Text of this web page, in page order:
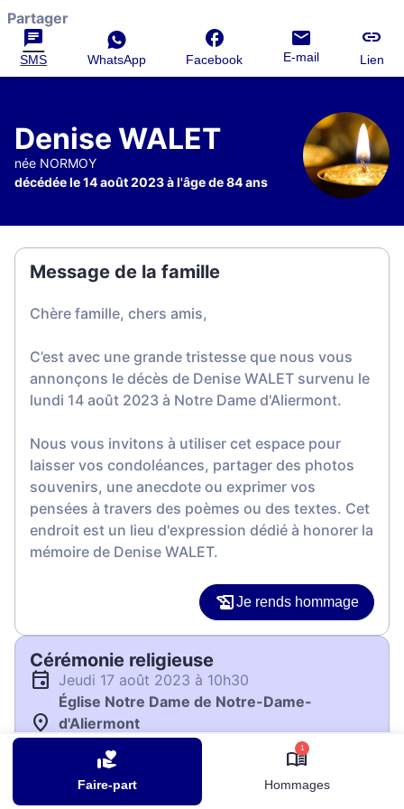
Faire-part
1
Hommages
Partager
SMS WhatsApp Facebook E-mail Lien
Denise WALET
née NORMOY
décédée le 14 août 2023 à l'âge de 84 ans
Message de la famille
Chère famille, chers amis,
C’est avec une grande tristesse que nous vous
annonçons le décès de Denise WALET survenu le
lundi 14 août 2023 à Notre Dame d'Aliermont.
Nous vous invitons à utiliser cet espace pour
laisser vos condoléances, partager des photos
souvenirs, une anecdote ou exprimer vos
pensées à travers des poèmes ou des textes. Cet
endroit est un lieu d'expression dédié à honorer la
mémoire de Denise WALET.
Je rends hommage
Cérémonie religieuse
jeudi 17 août 2023 à 10h30
Église Notre Dame de Notre-Dame-
d'Aliermont
76510 Notre-Dame-d'Aliermont